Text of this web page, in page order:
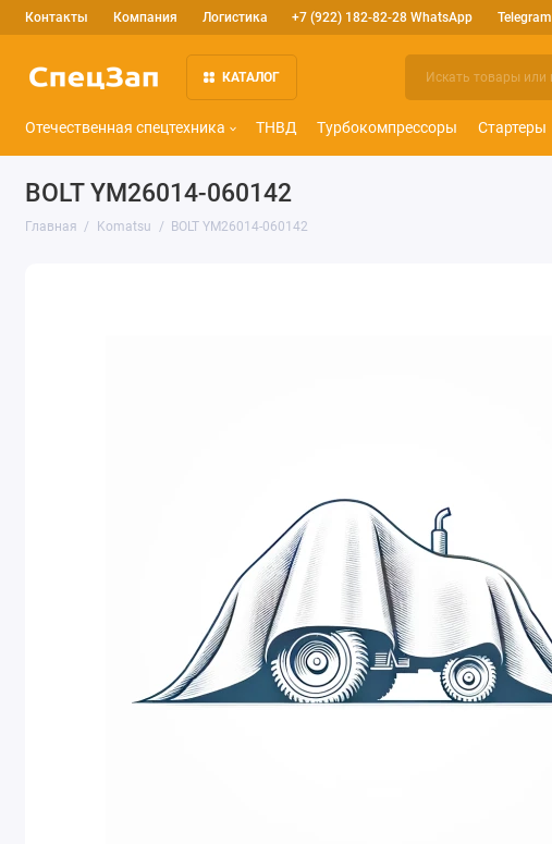
Контакты Компания Логистика +7 (922) 182-82-28 WhatsApp Telegram
КАТАЛОГ
Отечественная спецтехника ТНВД Турбокомпрессоры Стартеры
BOLT YM26014-060142
Главная Komatsu BOLT YM26014-060142